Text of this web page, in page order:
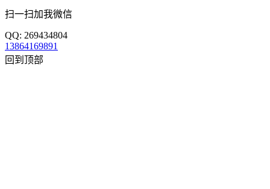
扫一扫加我微信
QQ: 269434804
13864169891
回到顶部